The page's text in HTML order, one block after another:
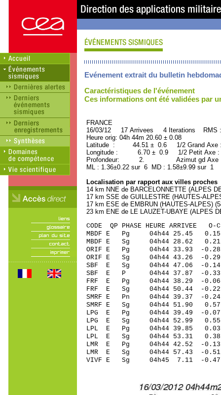
Evénement extrait du bulletin
Caractéristiques de l'événement
Ces informations ont été validées par
FRANCE ORID :
16/03/12 17 Arrivees 4 Iterations RMS
Heure orig: 04h 44m 20.60 ± 0.08
Latitude : 44.51 ± 0.6 1/2 Grand
Longitude : 6.70 ± 0.9 1/2 Petit Axe
Profondeur: 2. Azimut gd Axe :
ML : 1.36±0.22 sur 6 MD : 1.58±9.99 sur 1
Localisation par rapport aux villes proches
14 km NNE de BARCELONNETTE (ALPES
17 km SSE de GUILLESTRE (HAUTES-
17 km ESE de EMBRUN (HAUTES-ALPES)
23 km ENE de LE LAUZET-UBAYE (ALPES
CODE QP PHASE HEURE
MBDF E Pg 04h44 25.45
MBDF E Sg 04h44
ORIF E Pg 04h44 33.93 -
ORIF E Sg 04h44 43.26 -
SBF E Sg 04h44 47.06 -
SBF E P 04h44 37.87 -0.33
FRF E Pg 04h44 38.29 -0.06
FRF E Sg 04h44 50.44 -
SMRF E Pn 04h44 39.37 -0.24
SMRF E Sg 04h44 51.90
LPG E Pg 04h44 39.49 -
LPG E Sg 04h44 52.99
LPL E Pg 04h44 39.85
LPL E Sg 04h44 53.31
LMR E Pg 04h44 42.52 -0.13
LMR E Sg 04h44 57.43 -
VIVF E Sg 04h45 7.11 -